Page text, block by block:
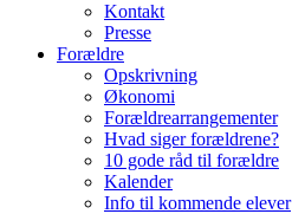
Kontakt
Presse
Forældre
Opskrivning
Økonomi
Forældrearrangementer
Hvad siger forældrene?
10 gode råd til forældre
Kalender
Info til kommende elever